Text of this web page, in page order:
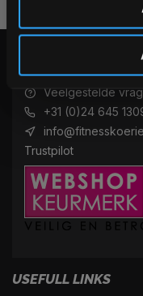
Voor 95% direct uit
Veelgestelde
+31 (0)24 645
Trustpilot
USEFULL LINKS